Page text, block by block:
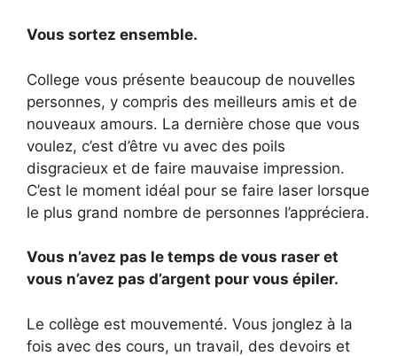
Vous sortez ensemble.
College vous présente beaucoup de nouvelles
personnes, y compris des meilleurs amis et de
nouveaux amours. La dernière chose que vous
voulez, c’est d’être vu avec des poils
disgracieux et de faire mauvaise impression.
C’est le moment idéal pour se faire laser lorsque
le plus grand nombre de personnes l’appréciera.
Vous n’avez pas le temps de vous raser et
vous n’avez pas d’argent pour vous épiler.
Le collège est mouvementé. Vous jonglez à la
fois avec des cours, un travail, des devoirs et